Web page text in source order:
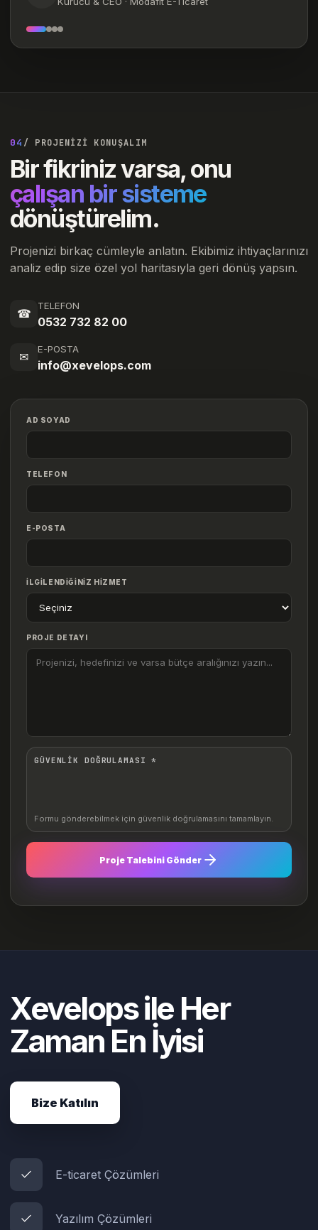
04 / PROJENİZİ KONUŞALIM
Bir fikriniz varsa, onu
çalışan bir sisteme
dönüştürelim.
Projenizi birkaç cümleyle anlatın. Ekibimiz ihtiyaçlarınızı
analiz edip size özel yol haritasıyla geri dönüş yapsın.
☎
TELEFON
0532 732 82 00
✉
E-POSTA
info@xevelops.com
AD SOYAD
TELEFON
E-POSTA
İLGİLENDİĞİNİZ HİZMET
PROJE DETAYI
GÜVENLİK DOĞRULAMASI *
Formu gönderebilmek için güvenlik doğrulamasını tamamlayın.
Proje Talebini Gönder
Xevelops ile Her
Zaman En İyisi
Bize Katılın
E-ticaret Çözümleri
Yazılım Çözümleri